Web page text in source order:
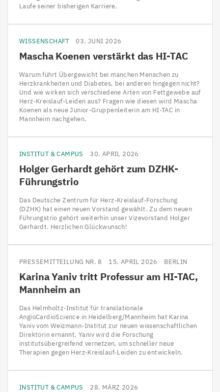
Laufe seiner bisherigen Karriere.
WISSENSCHAFT 03. JUNI 2026
Mascha Koenen verstärkt das HI-TAC
Warum führt Übergewicht bei manchen Menschen zu
Herzkrankheiten und Diabetes, bei anderen hingegen nicht?
Und wie wirken sich verschiedene Arten von Fettgewebe auf
Herz-Kreislauf-Leiden aus? Fragen wie diesen wird Mascha
Koenen als neue Junior-Gruppenleiterin am HI-TAC in
Mannheim nachgehen.
INSTITUT & CAMPUS 30. APRIL 2026
Holger Gerhardt gehört zum DZHK-
Führungstrio
Das Deutsche Zentrum für Herz-Kreislauf-Forschung
(DZHK) hat einen neuen Vorstand gewählt. Zu dem neuen
Führungstrio gehört weiterhin unser Vizevorstand Holger
Gerhardt. Herzlichen Glückwunsch!
PRESSEMITTEILUNG NR. 8 15. APRIL 2026 BERLIN
Karina Yaniv tritt Professur am HI-TAC,
Mannheim an
Das Helmholtz-Institut für translationale
AngioCardioScience in Heidelberg/Mannheim hat Karina
Yaniv vom Weizmann-Institut zur neuen wissenschaftlichen
Direktorin ernannt. Yaniv wird die Forschung
institutsübergreifend vernetzen, um schneller neue
Therapien gegen Herz-Kreislauf-Leiden zu entwickeln.
INSTITUT & CAMPUS 28. MÄRZ 2026